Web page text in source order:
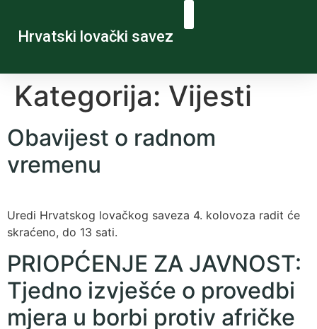
Hrvatski lovački savez
Kategorija: Vijesti
Obavijest o radnom
vremenu
Uredi Hrvatskog lovačkog saveza 4. kolovoza radit će
skraćeno, do 13 sati.
PRIOPĆENJE ZA JAVNOST:
Tjedno izvješće o provedbi
mjera u borbi protiv afričke